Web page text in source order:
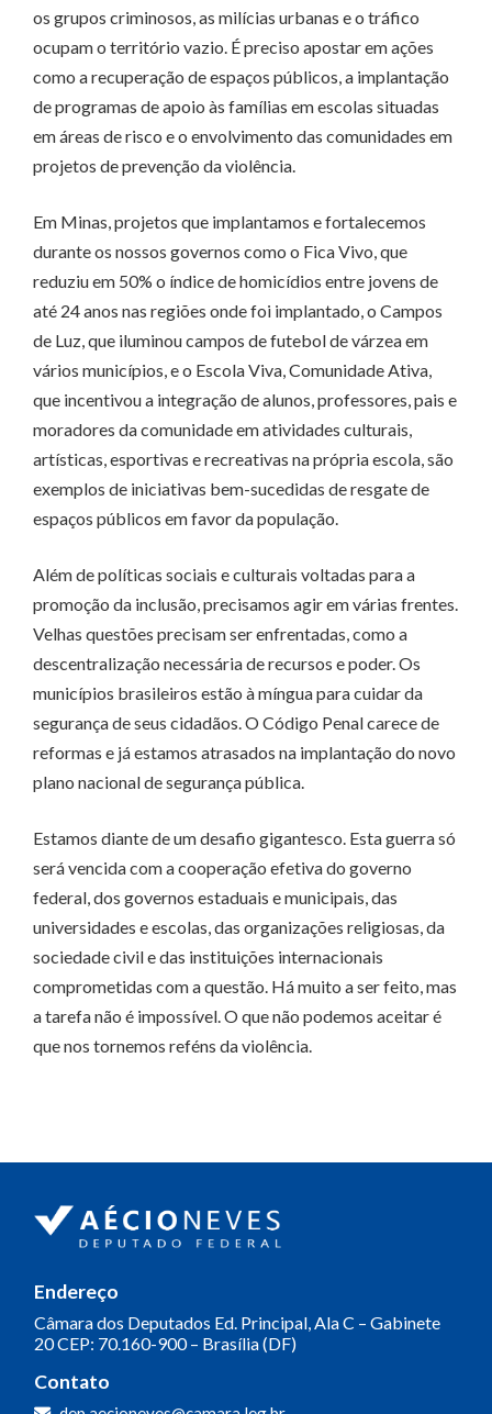
os grupos criminosos, as milícias urbanas e o tráfico
ocupam o território vazio. É preciso apostar em ações
como a recuperação de espaços públicos, a implantação
de programas de apoio às famílias em escolas situadas
em áreas de risco e o envolvimento das comunidades em
projetos de prevenção da violência.
Em Minas, projetos que implantamos e fortalecemos
durante os nossos governos como o Fica Vivo, que
reduziu em 50% o índice de homicídios entre jovens de
até 24 anos nas regiões onde foi implantado, o Campos
de Luz, que iluminou campos de futebol de várzea em
vários municípios, e o Escola Viva, Comunidade Ativa,
que incentivou a integração de alunos, professores, pais e
moradores da comunidade em atividades culturais,
artísticas, esportivas e recreativas na própria escola, são
exemplos de iniciativas bem-sucedidas de resgate de
espaços públicos em favor da população.
Além de políticas sociais e culturais voltadas para a
promoção da inclusão, precisamos agir em várias frentes.
Velhas questões precisam ser enfrentadas, como a
descentralização necessária de recursos e poder. Os
municípios brasileiros estão à míngua para cuidar da
segurança de seus cidadãos. O Código Penal carece de
reformas e já estamos atrasados na implantação do novo
plano nacional de segurança pública.
Estamos diante de um desafio gigantesco. Esta guerra só
será vencida com a cooperação efetiva do governo
federal, dos governos estaduais e municipais, das
universidades e escolas, das organizações religiosas, da
sociedade civil e das instituições internacionais
comprometidas com a questão. Há muito a ser feito, mas
a tarefa não é impossível. O que não podemos aceitar é
que nos tornemos reféns da violência.
Endereço
Câmara dos Deputados Ed. Principal, Ala C – Gabinete
20CEP: 70.160-900 – Brasília (DF)
Contato